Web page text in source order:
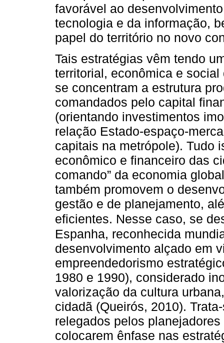
favorável ao
tecnologia e da informação,
papel do território no novo
Tais estratégias vêm tendo
territorial, econômica e
se concentram a estrutura
comandados pelo capital
(orientando investimentos
relação Estado-espaço-
capitais na metrópole). Tudo
econômico e financeiro das
comando” da economia
também promovem o
gestão e de planejamento,
eficientes. Nesse caso, se
Espanha, reconhecida
desenvolvimento alçado em
empreendedorismo
1980 e 1990), considerado
valorização da cultura
cidadã (Queirós, 2010).
relegados pelos
colocarem ênfase nas